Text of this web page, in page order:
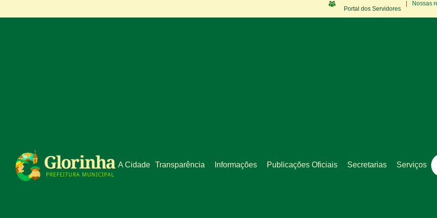
Portal dos Servidores
Nossas
A Cidade Transparência Informações Publicações Oficiais Secretarias Serviços